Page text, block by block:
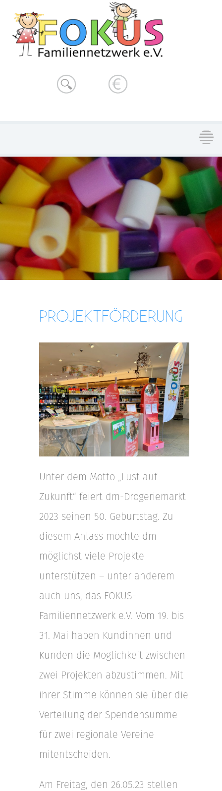
PROJEKTFÖRDERUNG
Unter dem Motto „Lust auf
Zukunft“ feiert dm-Drogeriemarkt
2023 seinen 50. Geburtstag. Zu
diesem Anlass möchte dm
möglichst viele Projekte
unterstützen – unter anderem
auch uns, das FOKUS-
Familiennetzwerk e.V. Vom 19. bis
31. Mai haben Kundinnen und
Kunden die Möglichkeit zwischen
zwei Projekten abzustimmen. Mit
ihrer Stimme können sie über die
Verteilung der Spendensumme
für zwei regionale Vereine
mitentscheiden.
Am Freitag, den 26.05.23 stellen